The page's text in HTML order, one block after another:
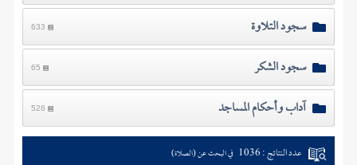
سجود التلاوة 633
سجود الشكر 65
آداب وأحكام المساجد 526
عدد النتائج : 1036 في البحث عن (الصلاة)